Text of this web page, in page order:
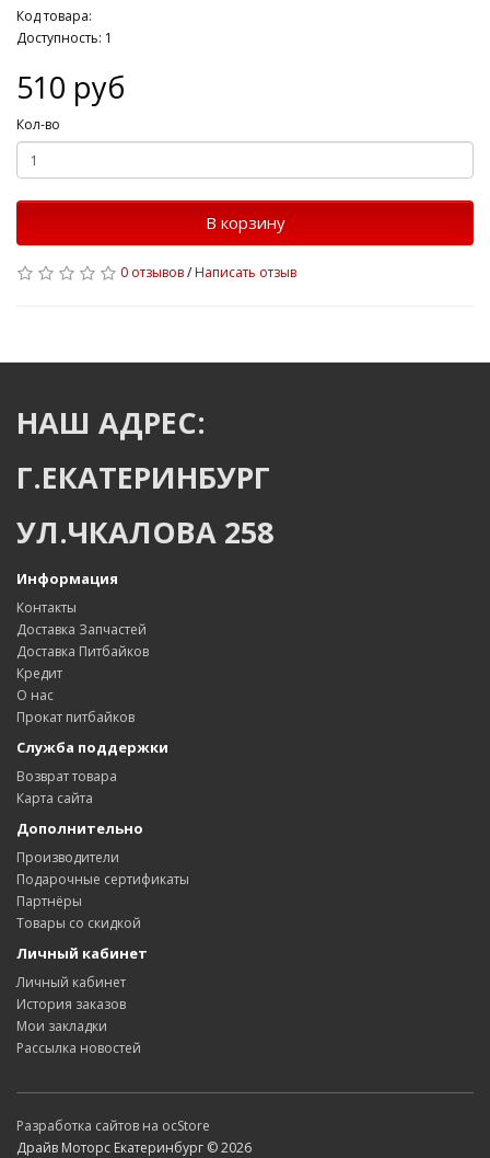
Код товара:
Доступность: 1
510 руб
Кол-во
В корзину
0 отзывов/Написать отзыв
НАШ АДРЕС:
Г.ЕКАТЕРИНБУРГ
УЛ.ЧКАЛОВА 258
Информация
Контакты
Доставка Запчастей
Доставка Питбайков
Кредит
О нас
Прокат питбайков
Служба поддержки
Возврат товара
Карта сайта
Дополнительно
Производители
Подарочные сертификаты
Партнёры
Товары со скидкой
Личный кабинет
Личный кабинет
История заказов
Мои закладки
Рассылка новостей
Разработка сайтов на ocStore
Драйв Моторс Екатеринбург © 2026